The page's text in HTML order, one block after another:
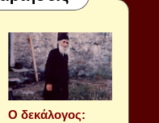
Ο δεκάλογος: